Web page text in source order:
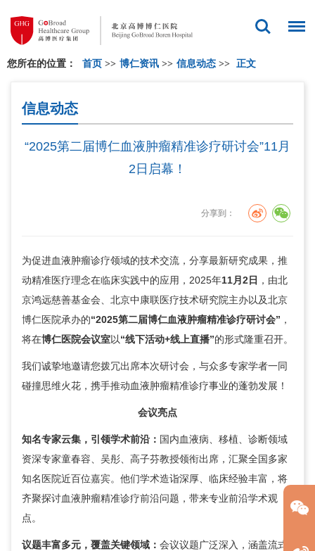
您所在的位置： 首页 >> 博仁资讯 >> 信息动态 >> 正文
信息动态
“2025第二届博仁血液肿瘤精准诊疗研讨会”11月
2日启幕！
分享到：
为促进血液肿瘤诊疗领域的技术交流，分享最新研究成果，推
动精准医疗理念在临床实践中的应用，2025年11月2日 ，由北
京鸿远慈善基金会、北京中康联医疗技术研究院主办以及北京
博仁医院承办的“2025第二届博仁血液肿瘤精准诊疗研讨会” ，
将在博仁医院会议室以“线下活动+线上直播”的形式隆重召开。
我们诚挚地邀请您拨冗出席本次研讨会，与众多专家学者一同
碰撞思维火花，携手推动血液肿瘤精准诊疗事业的蓬勃发展！
会议亮点
知名专家云集，引领学术前沿： 国内血液病、移植、诊断领域
资深专家童春容 吴彤 高子芬教授领衔出席，汇聚全国多家
知名医院近百位嘉宾。他们学术造诣深厚、临床经验丰富，将
齐聚探讨血液肿瘤精准诊疗前沿问题，带来专业前沿学术观
点。
议题丰富多元，覆盖关键领域： 会议议题广泛深入，涵盖流式